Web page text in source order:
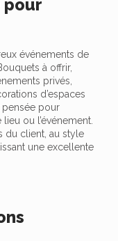
pour
événements de
à offrir,
privés,
d’espaces
pensée pour
ou l’événement.
du client, au style
une excellente